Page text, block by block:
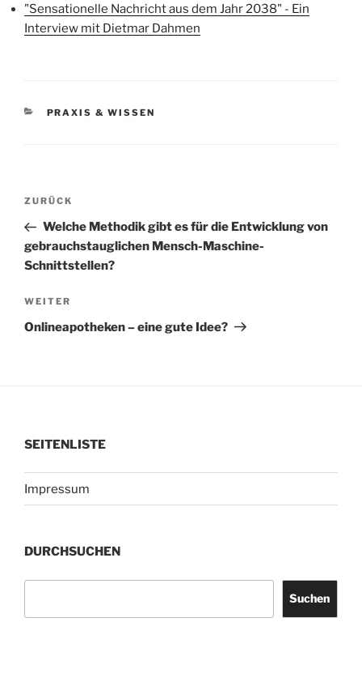
"Sensationelle Nachricht aus dem Jahr 2038" - Ein
Interview mit Dietmar Dahmen
KATEGORIEN
PRAXIS & WISSEN
Beitragsnavigation
Vorheriger
Beitrag
ZURÜCK
Welche Methodik gibt es für die Entwicklung von
gebrauchstauglichen Mensch-Maschine-
Schnittstellen?
Nächster
Beitrag
WEITER
Onlineapotheken – eine gute Idee?
SEITENLISTE
Impressum
DURCHSUCHEN
Suchen